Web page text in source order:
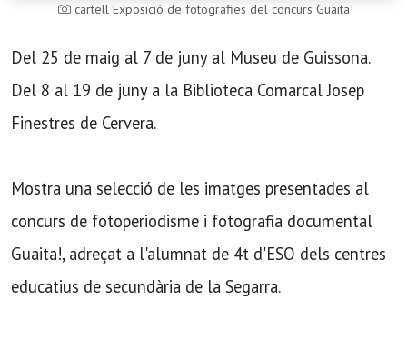
cartell Exposició de fotografies del concurs Guaita!
Del 25 de maig al 7 de juny al Museu de Guissona.
Del 8 al 19 de juny a la Biblioteca Comarcal Josep
Finestres de Cervera.
Mostra una selecció de les imatges presentades al
concurs de fotoperiodisme i fotografia documental
Guaita!, adreçat a l'alumnat de 4t d'ESO dels centres
educatius de secundària de la Segarra.